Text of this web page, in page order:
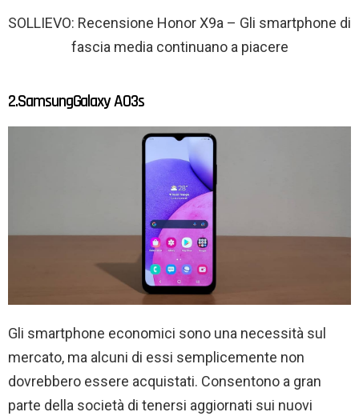
SOLLIEVO: Recensione Honor X9a – Gli smartphone di
fascia media continuano a piacere
2.SamsungGalaxy A03s
Gli smartphone economici sono una necessità sul
mercato, ma alcuni di essi semplicemente non
dovrebbero essere acquistati. Consentono a gran
parte della società di tenersi aggiornati sui nuovi